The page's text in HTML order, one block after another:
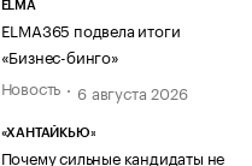
ELMA
ELMA365 подвела итоги
«Бизнес-бинго»
Новость
6 августа 2026
«ХАНТАЙКЬЮ»
Почему сильные кандидаты не